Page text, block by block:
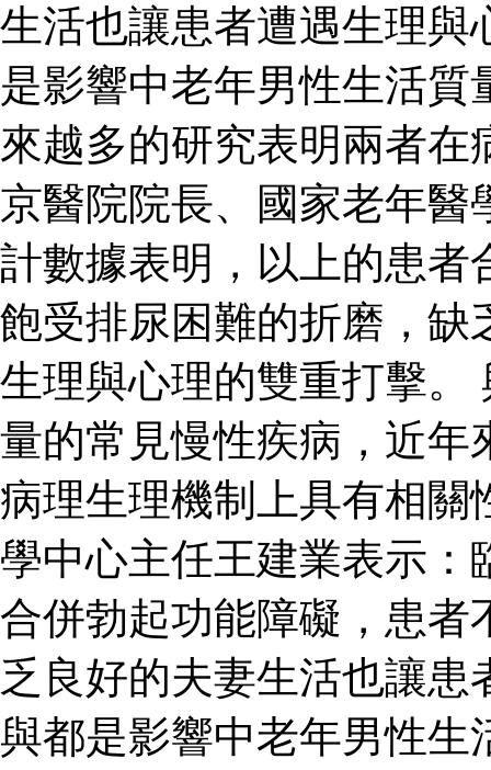
生活也讓患者遭遇生理
是影響中老年男性生活
來越多的研究表明兩者
京醫院院長、國家老年醫
計數據表明，以上的患者
飽受排尿困難的折磨，缺
生理與心理的雙重打擊。
量的常見慢性疾病，近年
病理生理機制上具有相關
學中心主任王建業表示：
合併勃起功能障礙，患者
乏良好的夫妻生活也讓
與都是影響中老年男性生